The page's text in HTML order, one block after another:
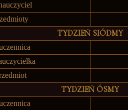
TYDZIEŃ SIÓDMY
TYDZIEŃ ÓSMY